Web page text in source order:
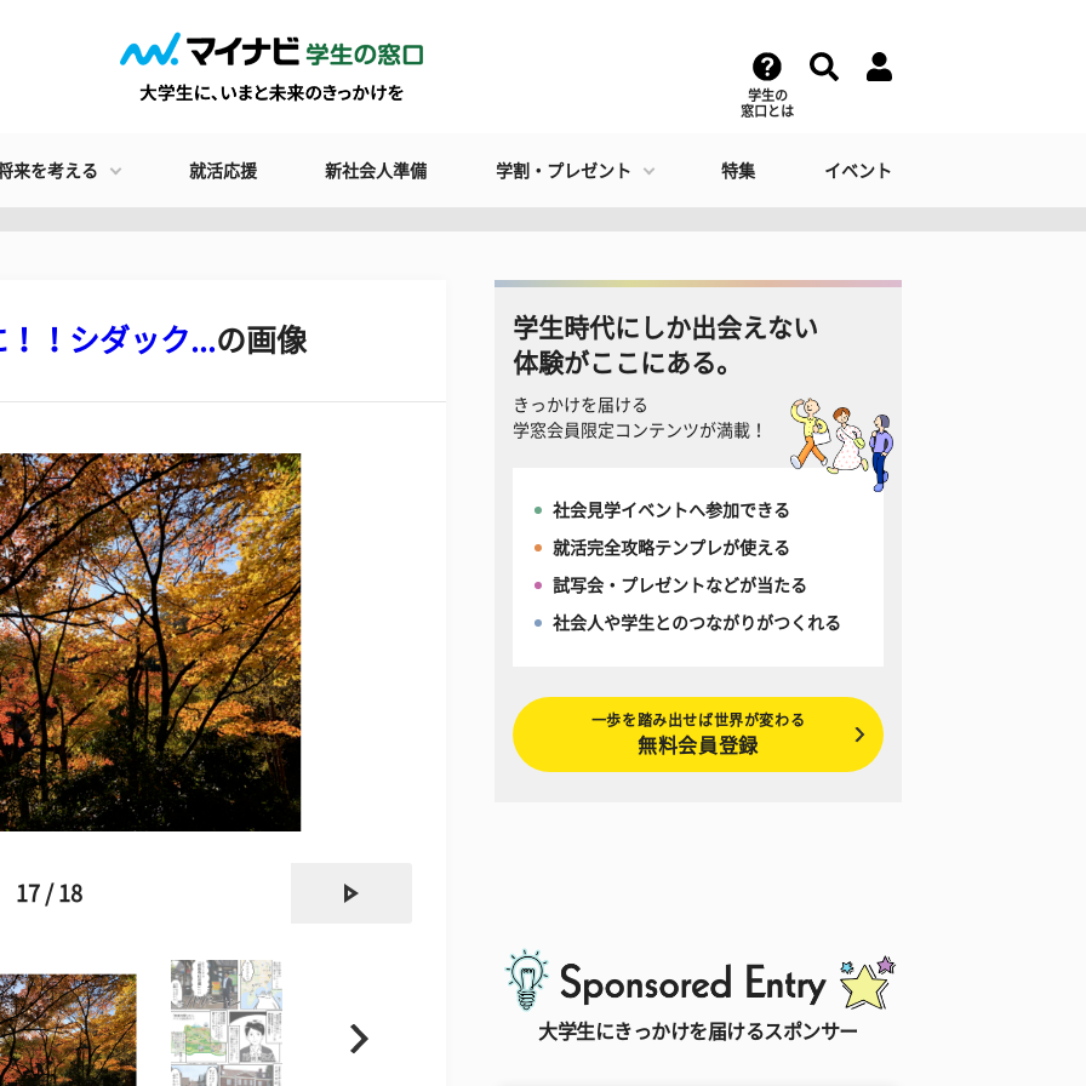
学生の
窓口とは
来を考える 就活応援 新社会人準備 学割・プレゼント 特集 イベント
！シダック...の画像
17 / 18
学生時代にしか出会えない
体験がここにある。
きっかけを届ける
学窓会員限定コンテンツが満載！
社会見学イベントへ参加できる
就活完全攻略テンプレが使える
試写会・プレゼントなどが当たる
社会人や学生とのつながりがつくれる
一歩を踏み出せば世界が変わる
無料会員登録
大学生にきっかけを届けるスポンサー